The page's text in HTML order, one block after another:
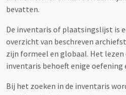
bevatten.
De inventaris of plaatsingslijst is
overzicht van beschreven
zijn formeel en globaal. Het lezen
inventaris behoeft enige oefening
Bij het zoeken in de inventaris